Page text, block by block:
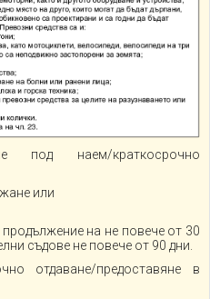
под наем/краткосрочно
или
на не повече от 30
съдове не повече от 90 дни.
отдаване/предоставяне в